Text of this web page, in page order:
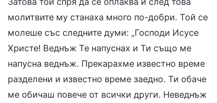
молитвите му станаха много по-добри. Той се
молеше със следните думи: „Господи Исусе
Христе! Веднъж Те напуснах и Ти също ме
напусна веднъж. Прекарахме известно време
разделени и известно време заедно. Ти обаче
ме обичаш повече от всички други. Неведнъж